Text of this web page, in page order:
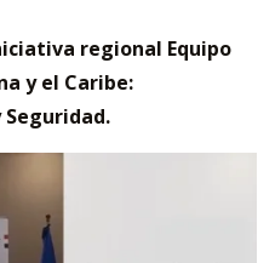
regional Equipo
y el Caribe: